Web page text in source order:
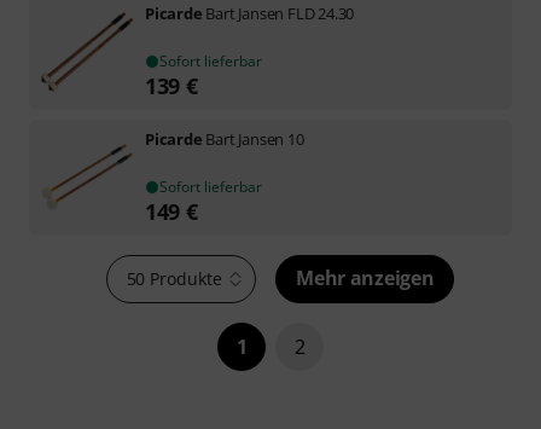
Picarde Bart Jansen FLD 24.30
Sofort lieferbar
139 €
Picarde Bart Jansen 10
Sofort lieferbar
149 €
50 Produkte Mehr anzeigen
1 2